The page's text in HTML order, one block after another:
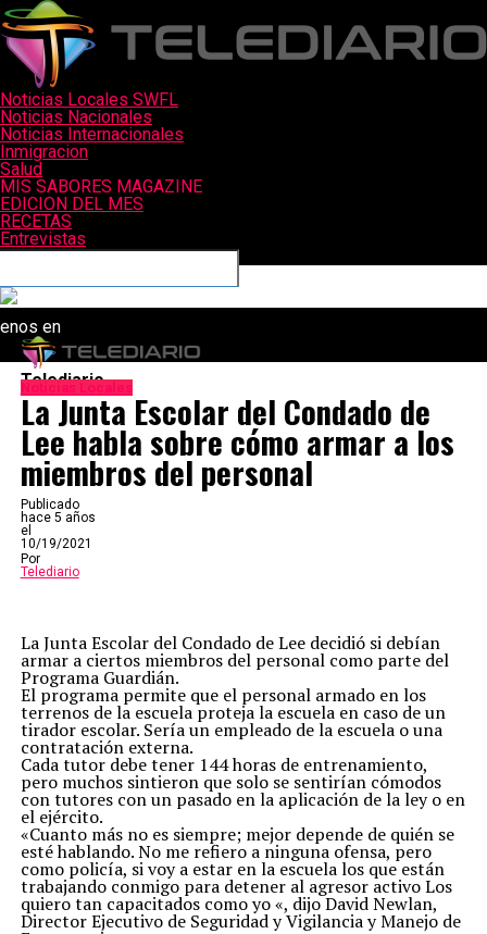
Noticias Locales SWFL
Noticias Nacionales
Noticias Internacionales
Inmigracion
Salud
MIS SABORES MAGAZINE
EDICION DEL MES
RECETAS
Entrevistas
Conéctate con nosotros
en
Telediario
Noticias Locales
La Junta Escolar del Condado de
Lee habla sobre cómo armar a los
miembros del personal
Publicado
hace 5 años
el
10/19/2021
Por
Telediario
La Junta Escolar del Condado de Lee decidió si debían
armar a ciertos miembros del personal como parte del
Programa Guardián.
El programa permite que el personal armado en los
terrenos de la escuela proteja la escuela en caso de un
tirador escolar. Sería un empleado de la escuela o una
contratación externa.
Cada tutor debe tener 144 horas de entrenamiento,
pero muchos sintieron que solo se sentirían cómodos
con tutores con un pasado en la aplicación de la ley o en
el ejército.
«Cuanto más no es siempre; mejor depende de quién se
esté hablando. No me refiero a ninguna ofensa, pero
como policía, si voy a estar en la escuela los que están
trabajando conmigo para detener al agresor activo Los
quiero tan capacitados como yo «, dijo David Newlan,
Director Ejecutivo de Seguridad y Vigilancia y Manejo de